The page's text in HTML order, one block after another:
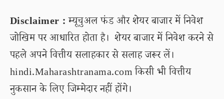
Disclaimer :म्यूचुअल फंड और शेयर बाजार में निवेश
जोखिम पर आधारित होता है। शेयर बाजार में निवेश करने से
पहले अपने वित्तीय सलाहकार से सलाह जरूर लें।
hindi.Maharashtranama.com किसी भी वित्तीय
नुकसान के लिए जिम्मेदार नहीं होंगे।